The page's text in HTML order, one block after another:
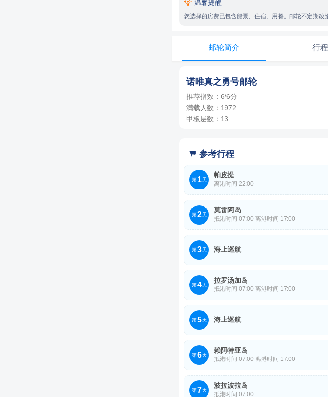
4人，人均单价
单人间
一人单价
2人，人均单价
三人间
3人，人均单价
四人间
 温馨提醒
您选择的房费已包含船票、住宿、用餐。邮轮不定期改
邮轮简介 行
诺唯真之勇号邮轮
推荐指数：6/6分
满载人数：1972
甲板层数：13
 参考行程
第 1天
帕皮提
离港时间 22:00
帕皮提是法属波利尼西亚热带天堂的中心，
的心灵。这座充满活力的城市是法属波利尼
——塔希提岛拥有令人惊叹的风景和海洋景
人的黑色沙滩和喷水孔是岛上火山遗产的象
险。
第2天
莫雷阿岛
抵港时间 07:00 离港时间 17:00
莫雷阿岛是一个多山的岛屿，北海岸有两个
或蝙蝠。八座山峰高达 1,207 米，使莫雷阿
包围着一个狭窄的泻湖 - 拉姆萨尔湿地 - 几
点。
第3天 海上巡航
今天是航海日。
第4天
拉罗汤加岛
抵港时间 07:00 离港时间 17:00
拉罗汤加岛是库克群岛15个岛屿中最大的一
这座火山岛内陆大部分地区人迹罕至，茂密
中心地带是寻求刺激户外探险的理想之地，
可以在温暖的沙滩上享受轻松的一天，或在
运动。您还可以品尝新鲜的海鲜，并在博物
选择如何度过这片天堂般的时光，有一点
第5天 海上巡航
今天是航海日。
第6天
赖阿特亚岛
抵港时间 07:00 离港时间 17:00
赖阿特亚岛被称为“圣岛”，是太平洋中波利
考古学家和历史学家来说是一个迷人的地方。
第7天
波拉波拉岛
抵港时间 07:00